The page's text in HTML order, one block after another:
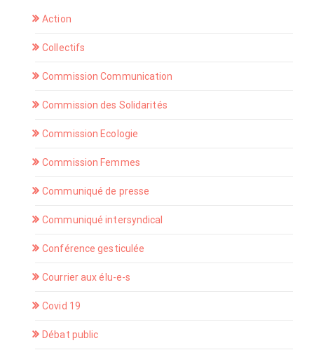
Action
Collectifs
Commission Communication
Commission des Solidarités
Commission Ecologie
Commission Femmes
Communiqué de presse
Communiqué intersyndical
Conférence gesticulée
Courrier aux élu-e-s
Covid 19
Débat public